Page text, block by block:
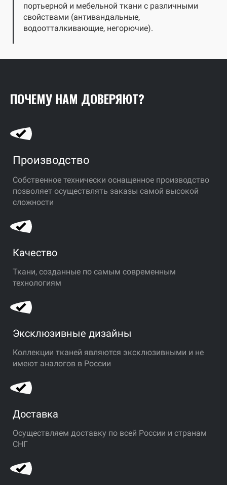
портьерной и мебельной ткани с различными
свойствами (антивандальные,
водоотталкивающие, негорючие).
ПОЧЕМУ НАМ ДОВЕРЯЮТ?
Производство
Собственное технически оснащенное производство
позволяет осуществлять заказы самой высокой
сложности
Качество
Ткани, созданные по самым современным
технологиям
Эксклюзивные дизайны
Коллекции тканей являются эксклюзивными и не
имеют аналогов в России
Доставка
Осуществляем доставку по всей России и странам
СНГ